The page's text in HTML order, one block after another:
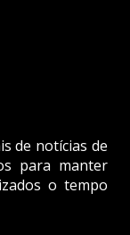
de notícias de
para manter
o tempo